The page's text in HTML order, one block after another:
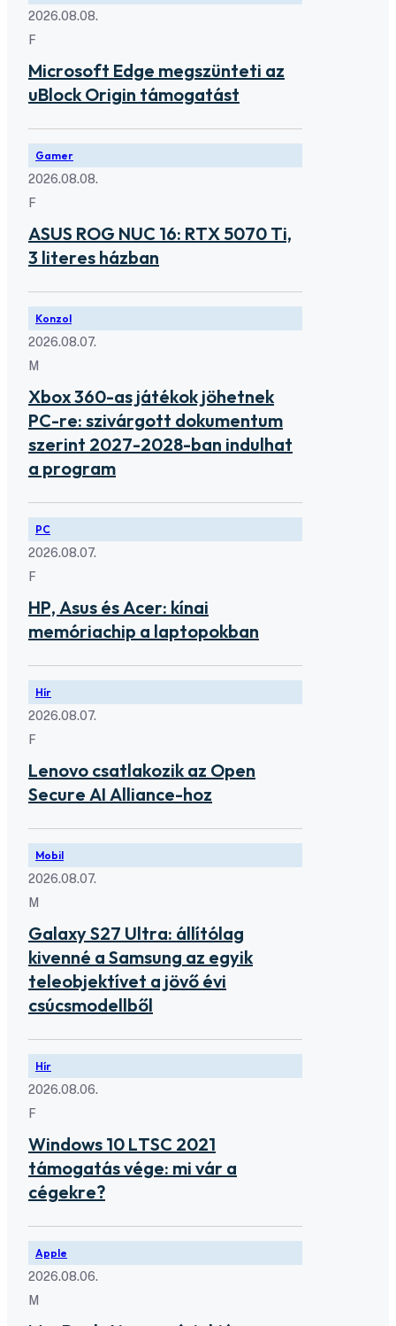
2026.08.08.
F
Microsoft Edge megszünteti az
uBlock Origin támogatást
Gamer
2026.08.08.
F
ASUS ROG NUC 16: RTX 5070 Ti,
3 literes házban
Konzol
2026.08.07.
M
Xbox 360-as játékok jöhetnek
PC-re: szivárgott dokumentum
szerint 2027-2028-ban indulhat
a program
PC
2026.08.07.
F
HP, Asus és Acer: kínai
memóriachip a laptopokban
Hír
2026.08.07.
F
Lenovo csatlakozik az Open
Secure AI Alliance-hoz
Mobil
2026.08.07.
M
Galaxy S27 Ultra: állítólag
kivenné a Samsung az egyik
teleobjektívet a jövő évi
csúcsmodellből
Hír
2026.08.06.
F
Windows 10 LTSC 2021
támogatás vége: mi vár a
cégekre?
Apple
2026.08.06.
M